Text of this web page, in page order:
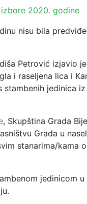
2020. godine
nisu bila
Petrović izjavio
i raseljena lica i
jedinica
, Skupština Grada
Grada u
stanarima/kama
jedinicom u